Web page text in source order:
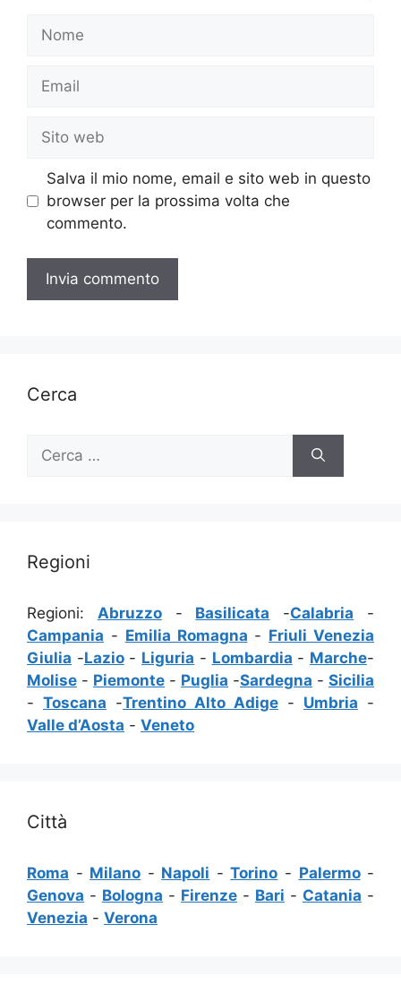
Nome
Email
Sito
web
Salva il mio nome, email e sito web in questo
browser per la prossima volta che
commento.
Cerca
per:
Regioni
Regioni: Abruzzo- Basilicata -Calabria -
Campania - Emilia Romagna - Friuli Venezia
Giulia -Lazio- Liguria - Lombardia - Marche-
Molise - Piemonte - Puglia -Sardegna - Sicilia
- Toscana -Trentino Alto Adige - Umbria -
Valle d’Aosta - Veneto
Città
Roma - Milano - Napoli -Torino - Palermo-
Genova - Bologna - Firenze - Bari - Catania -
Venezia - Verona